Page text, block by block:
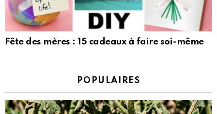
Fête des mères : 15 cadeaux à faire soi-même
POPULAIRES